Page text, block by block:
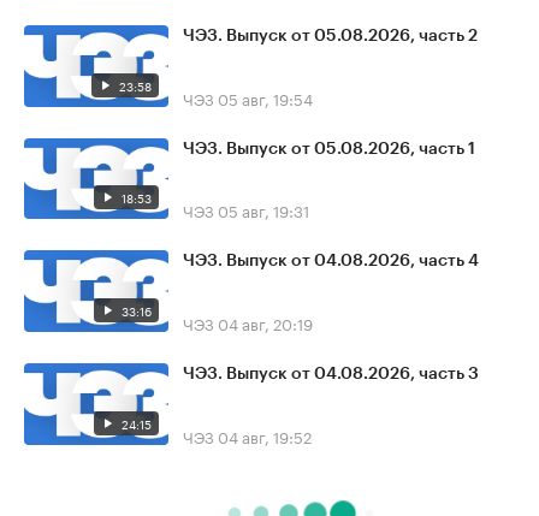
23:58
ЧЭЗ. Выпуск от 05.08.2026, часть 2
ЧЭЗ 05 авг, 19:54
18:53
ЧЭЗ. Выпуск от 05.08.2026, часть 1
ЧЭЗ 05 авг, 19:31
33:16
ЧЭЗ. Выпуск от 04.08.2026, часть 4
ЧЭЗ 04 авг, 20:19
24:15
ЧЭЗ. Выпуск от 04.08.2026, часть 3
ЧЭЗ 04 авг, 19:52